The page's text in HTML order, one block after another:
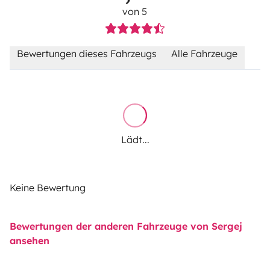
von 5
Bewertungen dieses Fahrzeugs Alle Fahrzeuge
Lädt...
Keine Bewertung
Bewertungen der anderen Fahrzeuge von Sergej
ansehen